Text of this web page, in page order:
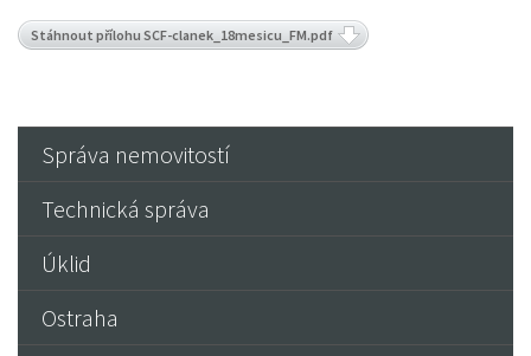
Stáhnout přílohu SCF-clanek_18mesicu_FM.pdf
Správa nemovitostí
Technická správa
Úklid
Ostraha